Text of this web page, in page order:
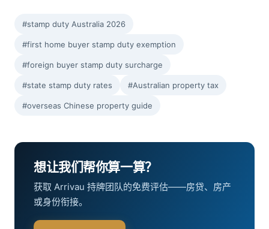
#stamp duty Australia 2026
#first home buyer stamp duty exemption
#foreign buyer stamp duty surcharge
#state stamp duty rates #Australian property tax
#overseas Chinese property guide
想让我们帮你算一算？
获取 Arrivau 持牌团队的免费评估——房贷、房产
或身份衔接。